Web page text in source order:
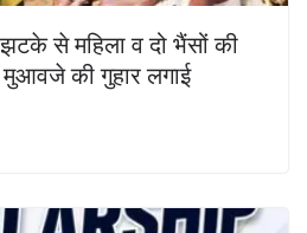
से महिला व दो भैंसों की
मुआवजे की गुहार लगाई